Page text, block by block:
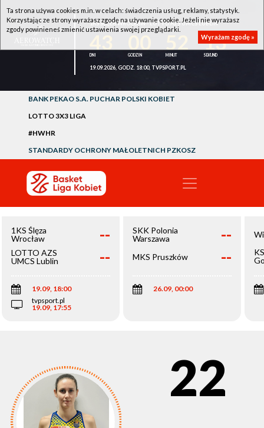
1KS ŚLĘZA WROCŁAW - LOTTO AZS UMCS LUBLIN
13
19.09.2026, GODZ. 18:00, TVPSPORT.PL
BANK PEKAO S.A. PUCHAR POLSKI KOBIET
LOTTO 3X3 LIGA
#HWHR
STANDARDY OCHRONY MAŁOLETNICH PZKOSZ
1KS Ślęza
Wrocław
--
LOTTO AZS
UMCS Lublin
--
19.09, 18:00
tvpsport.pl
19.09, 17:55
SKK Polonia
Warszawa
--
MKS Pruszków --
26.09, 00:00
22
Ta strona używa cookies m.in. w celach: świadczenia usług, reklamy, statystyk.
Korzystając ze strony wyrażasz zgodę na używanie cookie. Jeżeli nie wyrażasz
zgody powinieneś zmienić ustawienia swojej przeglądarki.
Wyrażam zgodę »